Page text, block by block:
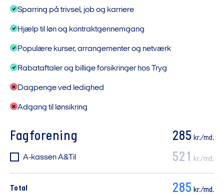
Sparring på trivsel, job og karriere
Hjælp til løn og kontraktgennemgang
Populære kurser, arrangementer og netværk
Rabataftaler og billige forsikringer hos Tryg
Dagpenge ved ledighed
Adgang til lønsikring
Fagforening 285 kr./md.
A-kassen A&Til 521 kr./md.
Total 285 kr./md.